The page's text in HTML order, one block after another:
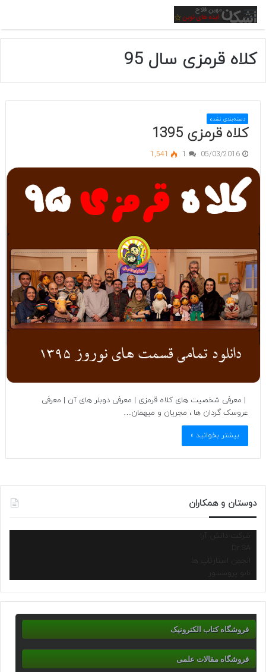
منو
کلاه قرمزی سال 95
دسته‌بندی نشده
کلاه قرمزی 1395
05/03/2016
1
1,541
| معرفی شخصیت های کلاه قرمزی | معرفی دوبلر های آن | معرفی
عروسک گردان ها ، مجریان و میهمان…
بیشتر بخوانید »
دوستان و همکاران
شرکت دانش آرا
انجمن استارتاپ ها
نانو پروسسور
فروشگاه کتاب الکترونیک
فروشگاه مقالات علمی